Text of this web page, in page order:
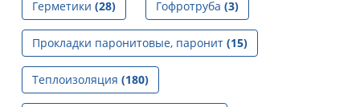
Герметики (28) Гофротруба (3)
Прокладки паронитовые, паронит (15)
Теплоизоляция (180)